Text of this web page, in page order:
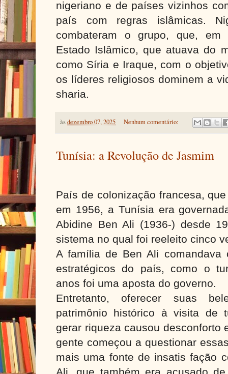
nigeriano e de países vizinhos
país com regras islâmicas.
combateram o grupo, que,
Estado Islâmico, que atuava do
como Síria e Iraque, com o
os líderes religiosos dominem a
sharia.
àsdezembro 07, 2025 Nenhum comentário:
Tunísia: a Revolução de Jasmim
País de colonização francesa,
em 1956, a Tunísia era
Abidine Ben Ali (1936-) desde
sistema no qual foi reeleito cinco
A família de Ben Ali comandava
estratégicos do país, como o
anos foi uma aposta do governo.
Entretanto, oferecer suas
patrimônio histórico à visita de
gerar riqueza causou desconforto
gente começou a questionar
mais uma fonte de insatis fação